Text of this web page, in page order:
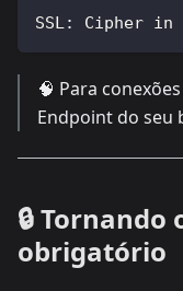
SSL: Cipher in
🧠 Para
Endpoint do seu
🔒
obrigatório